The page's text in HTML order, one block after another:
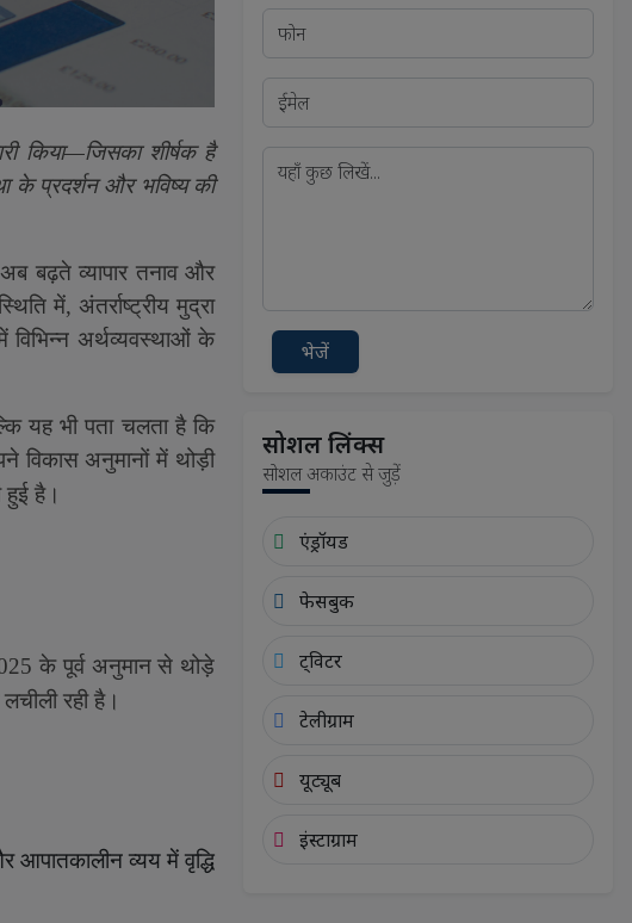
किया—जिसका शीर्षक है
के प्रदर्शन और भविष्य की
बढ़ते व्यापार तनाव और
में, अंतर्राष्ट्रीय मुद्रा
विभिन्न अर्थव्यवस्थाओं के
यह भी पता चलता है कि
विकास अनुमानों में थोड़ी
हुई है।
के पूर्व अनुमान से थोड़े
रही है।
आपातकालीन व्यय में वृद्धि
भेजें
सोशल लिंक्स
सोशल अकाउंट से जुड़ें
एंड्रॉयड
फेसबुक
ट्विटर
टेलीग्राम
यूट्यूब
इंस्टाग्राम